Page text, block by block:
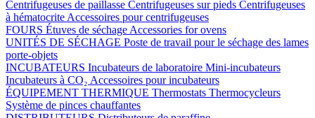
Centrifugeuses de paillasse Centrifugeuses sur pieds Centrifugeuses
à hématocrite Accessoires pour centrifugeuses
FOURS Étuves de séchage Accessories for ovens
UNITÉS DE SÉCHAGE Poste de travail pour le séchage des lames
porte-objets
INCUBATEURS Incubateurs de laboratoire Mini-incubateurs
Incubateurs à CO₂ Accessoires pour incubateurs
ÉQUIPEMENT THERMIQUE Thermostats Thermocycleurs
Système de pinces chauffantes